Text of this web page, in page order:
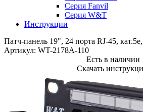
Серия Fanvil
Серия W&T
Инструкции
Патч-панель 19", 24 порта RJ-45,
Артикул: WT-2178A-110
Есть в наличии
Скачать